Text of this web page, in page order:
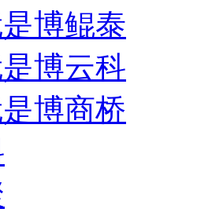
博鲲泰
博云科
博商桥